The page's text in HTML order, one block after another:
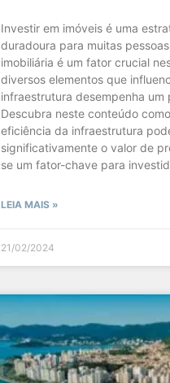
Investir em imóveis é uma
duradoura para muitas
imobiliária é um fator crucial
diversos elementos que
infraestrutura desempenha um
Descubra neste conteúdo
eficiência da infraestrutura
significativamente o valor de
se um fator-chave para
LEIA MAIS »
21/02/2024